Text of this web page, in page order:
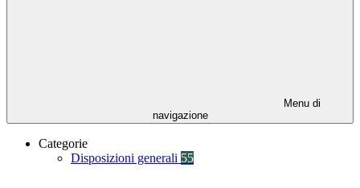
Menu di
navigazione
Categorie
Disposizioni generali 55